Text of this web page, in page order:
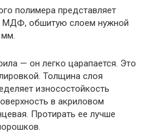
полимера представляет
МДФ, обшитую слоем нужной
— он легко царапается. Это
Толщина слоя
износостойкость
в акриловом
Протирать ее лучше